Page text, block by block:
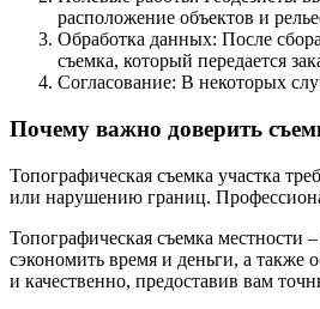
расположение объектов и
Обработка данных: После
съемка, который передается
Согласование: В некоторых
Почему важно доверить
Топографическая съемка участка
или нарушению границ.
Топографическая съемка местности
сэкономить время и деньги, а также
и качественно, предоставив вам